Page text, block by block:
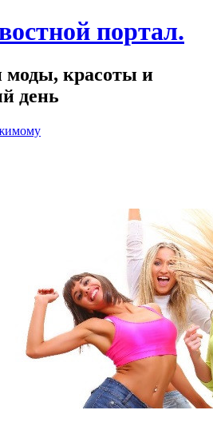
портал.
моды, красоты и
день